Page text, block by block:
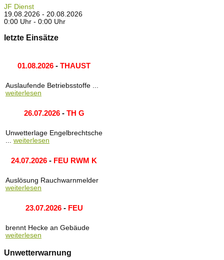
JF Dienst
19.08.2026 - 20.08.2026
0:00 Uhr - 0:00 Uhr
letzte Einsätze
01.08.2026 - THAUST
Auslaufende Betriebsstoffe ...
weiterlesen
26.07.2026- TH G
Unwetterlage Engelbrechtsche
... weiterlesen
24.07.2026 - FEU RWM K
Auslösung Rauchwarnmelder
weiterlesen
23.07.2026- FEU
brennt Hecke an Gebäude
weiterlesen
Unwetterwarnung